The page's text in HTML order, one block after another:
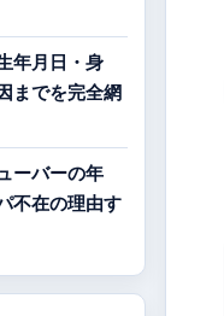
年月日・身
までを完全網
ーバーの年
不在の理由す